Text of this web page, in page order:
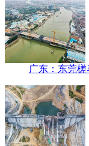
广东：东莞槎